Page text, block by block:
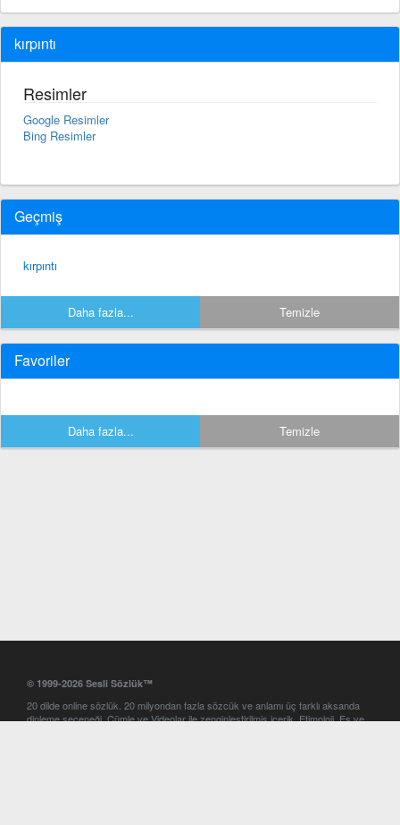
kırpıntı
Resimler
Google Resimler
Bing Resimler
Geçmiş
kırpıntı
Daha fazla... Temizle
Favoriler
Daha fazla... Temizle
© 1999-2026 Sesli Sözlük™
20 dilde online sözlük. 20 milyondan fazla sözcük ve anlamı üç farklı aksanda
dinleme seçeneği. Cümle ve Videolar ile zenginleştirilmiş içerik. Etimoloji, Eş ve